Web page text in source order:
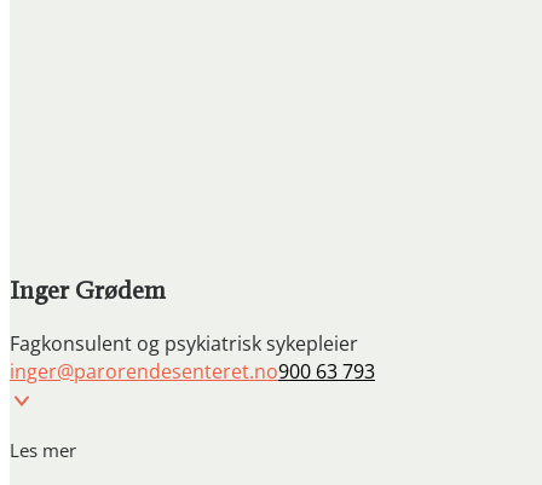
Inger Grødem
Fagkonsulent og psykiatrisk sykepleier
inger@parorendesenteret.no900 63 793
Les mer